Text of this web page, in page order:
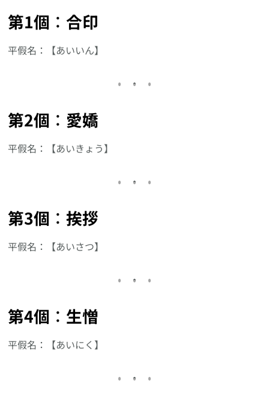
第1個︰合印
平假名：【あいいん】
第2個︰愛嬌
平假名：【あいきょう】
第3個︰挨拶
平假名：【あいさつ】
第4個︰生憎
平假名：【あいにく】